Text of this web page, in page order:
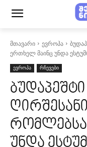
მთავარი ევროპა
ერთხელ მაინც უნდა
ევროპა რჩევები
უნდა